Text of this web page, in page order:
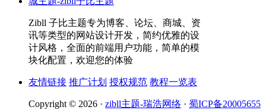
Zibll 子比主题专为博客、论坛、商城、资
讯等类型的网站设计开发，简约优雅的设
计风格，全面的前端用户功能，简单的模
块化配置，欢迎您的体验
友情链接 推广计划 授权规范 教程一览表
Copyright © 2026 · zibll主题-瑞浩网络 · 蜀ICP备20005655